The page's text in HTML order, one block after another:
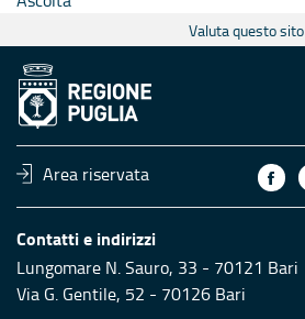
Valuta questo sito
Area riservata
Contatti e indirizzi
Lungomare N. Sauro, 33 - 70121 Bari
Via G. Gentile, 52 - 70126 Bari